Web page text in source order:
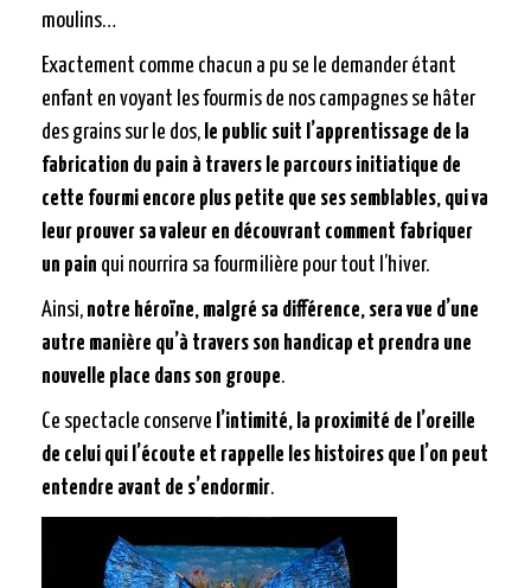
moulins…
Exactement comme chacun a pu se le demander étant
enfant en voyant les fourmis de nos campagnes se hâter
des grains sur le dos, le public suit l’apprentissage de la
fabrication du pain à travers le parcours initiatique de
cette fourmi encore plus petite que ses semblables, qui va
leur prouver sa valeur en découvrant comment fabriquer
un pain qui nourrira sa fourmilière pour tout l’hiver.
Ainsi, notre héroïne, malgré sa différence, sera vue d’une
autre manière qu’à travers son handicap et prendra une
nouvelle place dans son groupe.
Ce spectacle conserve l’intimité, la proximité de l’oreille
de celui qui l’écoute et rappelle les histoires que l’on peut
entendre avant de s’endormir.